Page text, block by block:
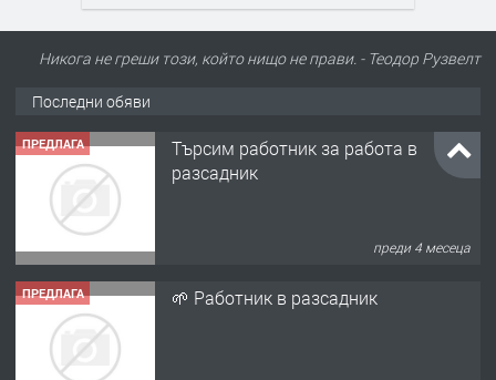
Никога не греши този, който нищо не прави. - Теодор Рузвелт
Последни обяви
преди 4 месеца
ПРЕДЛАГА
ПРЕДЛАГА